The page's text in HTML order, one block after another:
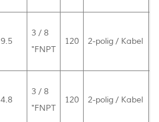
9.5
3 / 8
"FNPT
120 2-polig / Kabel
4.8
3 / 8
"FNPT
120 2-polig / Kabel